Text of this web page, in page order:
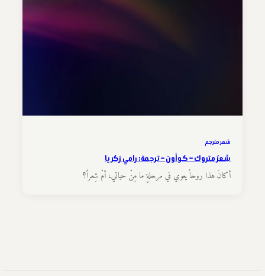
شعر مترجم
شِعرٌ متروك – كو أون – ترجمة: رامي زكريا
أكانَ هذا روحاً يعوي في مرحلةٍ ما مِنْ حياتي، أمْ شِعراً؟